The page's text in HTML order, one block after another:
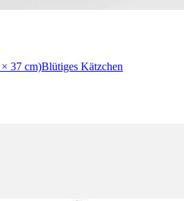
× 37 cm)Blütiges Kätzchen